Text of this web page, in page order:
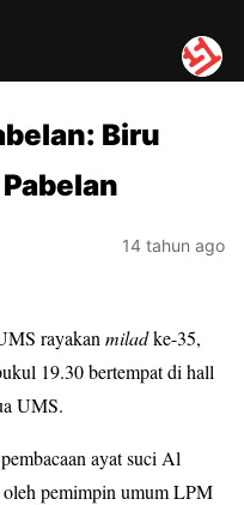
Biru
14 tahun ago
rayakan miladke-35,
19.30 bertempat di hall
UMS.
ayat suci Al
pemimpin umum LPM